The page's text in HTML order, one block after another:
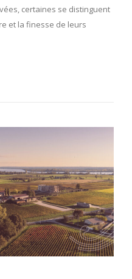
certaines se distinguent
et la finesse de leurs